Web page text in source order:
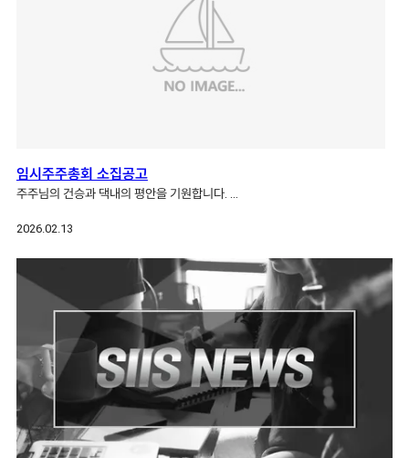
임시주주총회 소집공고
주주님의 건승과 댁내의 평안을 기원합니다. …
2026.02.13